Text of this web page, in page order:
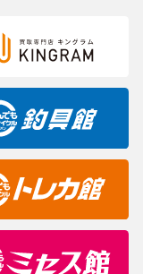
掲載しています。
す。色調などご不
わせください。